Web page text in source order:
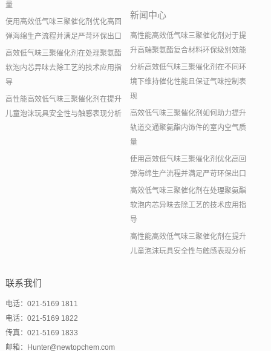
量
使用高效低气味三聚催化剂优化高回
弹海绵生产流程并满足严苛环保出口
高效低气味三聚催化剂在处理聚氨酯
软泡内芯异味去除工艺的技术应用指
导
高性能高效低气味三聚催化剂在提升
儿童泡沫玩具安全性与触感表现分析
新闻中心
高性能高效低气味三聚催化剂对于提
升高端聚氨酯复合材料环保级别效能
分析高效低气味三聚催化剂在不同环
境下维持催化性能且保证气味控制表
现
高效低气味三聚催化剂如何助力提升
轨道交通聚氨酯内饰件的室内空气质
量
使用高效低气味三聚催化剂优化高回
弹海绵生产流程并满足严苛环保出口
高效低气味三聚催化剂在处理聚氨酯
软泡内芯异味去除工艺的技术应用指
导
高性能高效低气味三聚催化剂在提升
儿童泡沫玩具安全性与触感表现分析
联系我们
电话：021-5169 1811
电话：021-5169 1822
传真：021-5169 1833
邮箱：Hunter@newtopchem.com